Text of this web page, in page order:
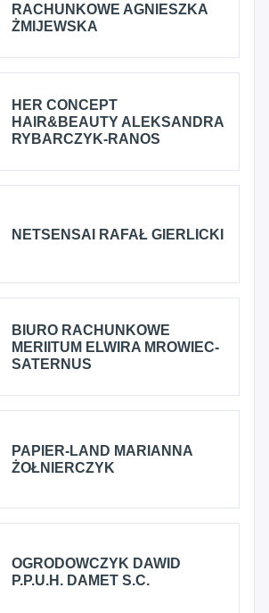
RACHUNKOWE AGNIESZKA
ŻMIJEWSKA
HER CONCEPT
HAIR&BEAUTY ALEKSANDRA
RYBARCZYK-RANOS
NETSENSAI RAFAŁ GIERLICKI
BIURO RACHUNKOWE
MERIITUM ELWIRA MROWIEC-
SATERNUS
PAPIER-LAND MARIANNA
ŻOŁNIERCZYK
OGRODOWCZYK DAWID
P.P.U.H. DAMET S.C.